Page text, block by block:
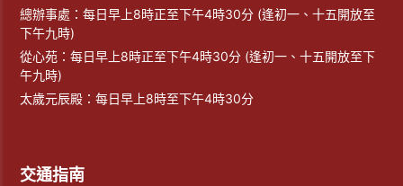
總辦事處：每日早上8時正至下午4時30分 (逢初一、十五開放至
下午九時)
從心苑：每日早上8時正至下午4時30分 (逢初一、十五開放至下
午九時)
太歲元辰殿：每日早上8時至下午4時30分
交通指南